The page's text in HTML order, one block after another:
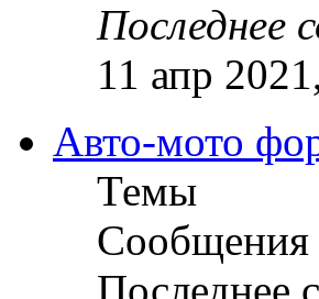
Последнее
11 апр
Авто-мото
Темы
Сообщения